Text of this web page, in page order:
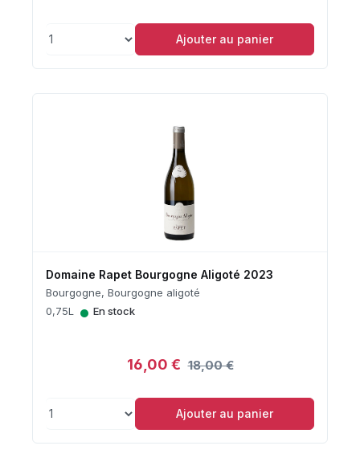
Ajouter au panier
Domaine Rapet Bourgogne Aligoté 2023
Bourgogne, Bourgogne aligoté
0,75L
• En stock
16,00 € 18,00 €
Ajouter au panier